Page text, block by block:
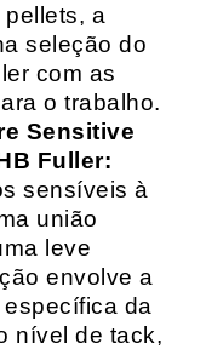
a
seleção do
com as
o trabalho.
Sensitive
Fuller:
sensíveis à
união
leve
envolve a
da
nível de tack,